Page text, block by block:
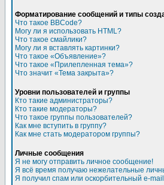
Форматирование сообщений и типы
Что такое BBCode?
Могу ли я использовать HTML?
Что такое смайлики?
Могу ли я вставлять картинки?
Что такое «Объявление»?
Что такое «Прилепленная тема»?
Что значит «Тема закрыта»?
Уровни пользователей и группы
Кто такие администраторы?
Кто такие модераторы?
Что такое группы пользователей?
Как мне вступить в группу?
Как мне стать модератором группы?
Личные сообщения
Я не могу отправить личное сообщение!
Я всё время получаю нежелательные
Я получил спам или оскорбительный e-